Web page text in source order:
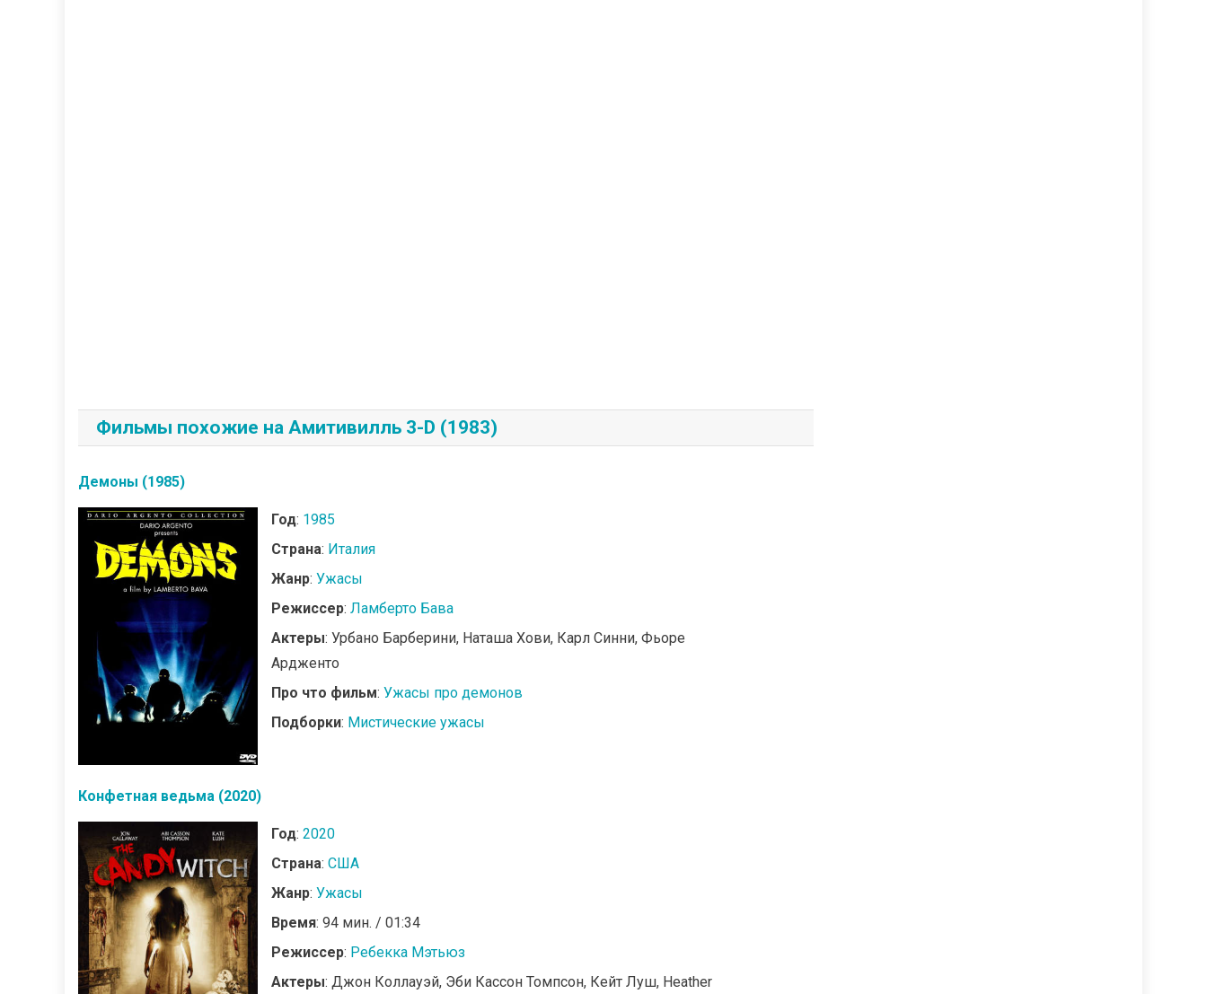
Фильмы похожие на Амитивилль 3-D (1983)
Демоны (1985)
Год: 1985
Страна: Италия
Жанр: Ужасы
Режиссер: Ламберто Бава
Актеры: Урбано Барберини, Наташа Хови, Карл Синни, Фьоре
Ардженто
Про что фильм: Ужасы про демонов
Подборки: Мистические ужасы
Конфетная ведьма (2020)
Год: 2020
Страна: США
Жанр: Ужасы
Время: 94 мин. / 01:34
Режиссер: Ребекка Мэтьюз
Актеры: Джон Коллауэй, Эби Кассон Томпсон, Кейт Луш, Heather